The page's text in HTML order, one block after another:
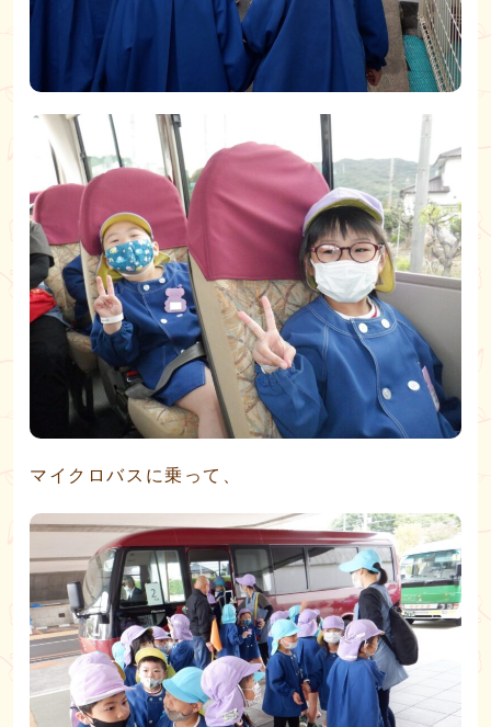
マイクロバスに乗って、